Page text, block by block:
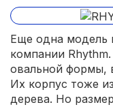
Еще одна модель
компании
овальной формы,
Их корпус тоже
дерева. Но